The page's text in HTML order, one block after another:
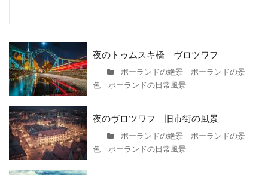
夜のトゥムスキ橋 ヴロツワフ
ポーランドの絶景 ポーランドの景
色 ポーランドの日常風景
夜のヴロツワフ 旧市街の風景
ポーランドの絶景 ポーランドの景
色 ポーランドの日常風景